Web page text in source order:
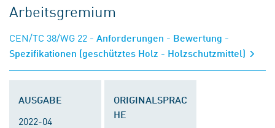
Arbeitsgremium
CEN/TC 38/WG 22 - Anforderungen - Bewertung -
Spezifikationen (geschütztes Holz - Holzschutzmittel)
AUSGABE
2022-04
ORIGINALSPRAC
HE